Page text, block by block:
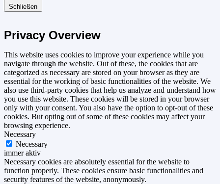
Schließen
Privacy Overview
This website uses cookies to improve your experience while you
navigate through the website. Out of these, the cookies that are
categorized as necessary are stored on your browser as they are
essential for the working of basic functionalities of the website. We
also use third-party cookies that help us analyze and understand how
you use this website. These cookies will be stored in your browser
only with your consent. You also have the option to opt-out of these
cookies. But opting out of some of these cookies may affect your
browsing experience.
Necessary
Necessary
immer aktiv
Necessary cookies are absolutely essential for the website to
function properly. These cookies ensure basic functionalities and
security features of the website, anonymously.